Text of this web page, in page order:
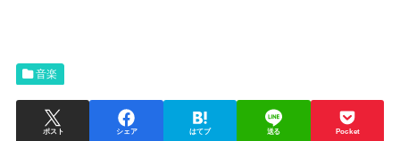
音楽
ポスト シェア はてブ 送る Pocket